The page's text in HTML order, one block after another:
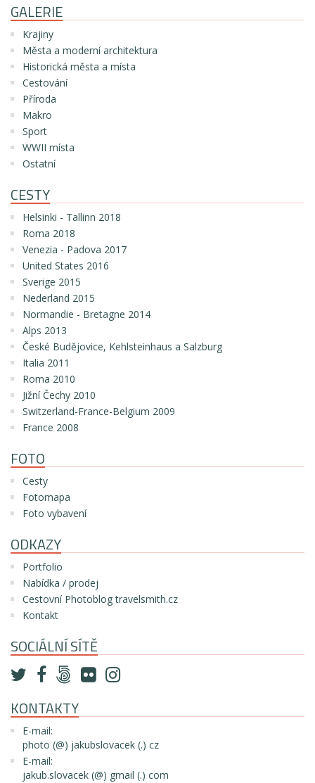
GALERIE
Krajiny
Města a moderní architektura
Historická města a místa
Cestování
Příroda
Makro
Sport
WWII místa
Ostatní
CESTY
Helsinki - Tallinn 2018
Roma 2018
Venezia - Padova 2017
United States 2016
Sverige 2015
Nederland 2015
Normandie - Bretagne 2014
Alps 2013
České Budějovice, Kehlsteinhaus a Salzburg
Italia 2011
Roma 2010
Jižní Čechy 2010
Switzerland-France-Belgium 2009
France 2008
FOTO
Cesty
Fotomapa
Foto vybavení
ODKAZY
Portfolio
Nabídka / prodej
Cestovní Photoblog travelsmith.cz
Kontakt
SOCIÁLNÍ SÍTĚ
KONTAKTY
E-mail:
photo (@) jakubslovacek (.) cz
E-mail:
jakub.slovacek (@) gmail (.) com